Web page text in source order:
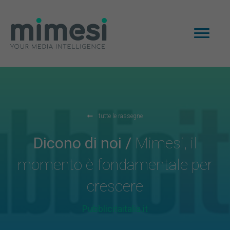
tutte le rassegne
Dicono di noi / Mimesi, il
momento è fondamentale per
crescere
Pubblicitaitalia.it